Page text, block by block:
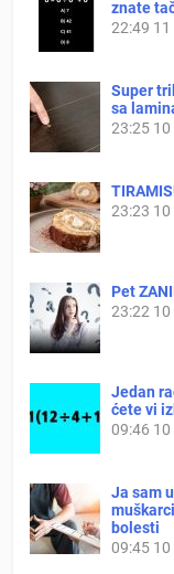
znate
22:49 11
Super
sa
23:25 10
23:23 10
Pet
23:22 10
Jedan
ćete vi
09:46 10
Ja sam
bolesti
09:45 10